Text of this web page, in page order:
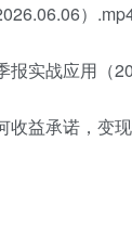
）
报实战应用（
收益承诺，变